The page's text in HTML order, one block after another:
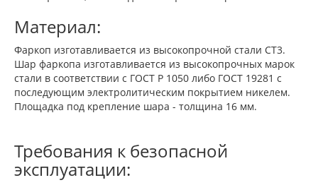
Материал:
Фаркоп изготавливается из высокопрочной стали СТ3.
Шар фаркопа изготавливается из высокопрочных марок
стали в соответствии с ГОСТ Р 1050 либо ГОСТ 19281 с
последующим электролитическим покрытием никелем.
Площадка под крепление шара - толщина 16 мм.
Требования к безопасной
эксплуатации: